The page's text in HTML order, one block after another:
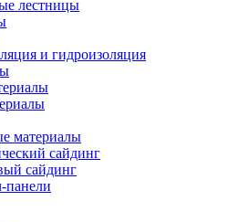
лестницы
и гидроизоляция
материалы
сайдинг
сайдинг
панели